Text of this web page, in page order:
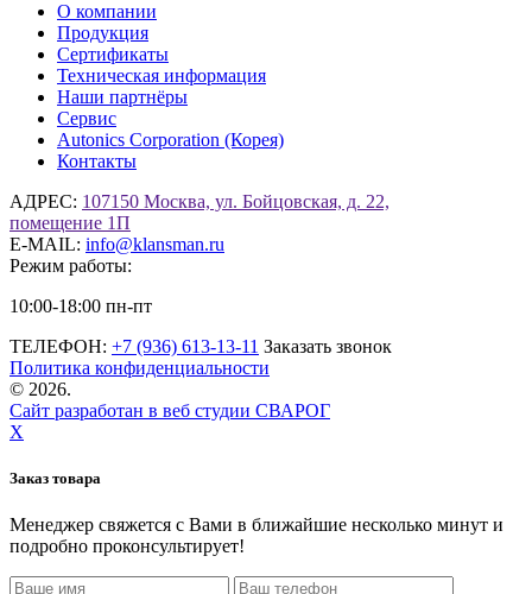
О компании
Продукция
Сертификаты
Техническая информация
Наши партнёры
Сервис
Autonics Corporation (Корея)
Контакты
АДРЕС: 107150 Москва, ул. Бойцовская, д. 22,
помещение 1П
E-MAIL: info@klansman.ru
Режим работы:
10:00-18:00 пн-пт
ТЕЛЕФОН: +7 (936) 613-13-11 Заказать звонок
Политика конфиденциальности
© 2026.
Сайт разработан в веб студии СВАРОГ
X
Заказ товара
Менеджер свяжется с Вами в ближайшие несколько минут и
подробно проконсультирует!